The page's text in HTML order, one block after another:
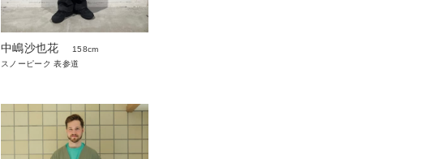
中嶋沙也花
158cm
スノーピーク 表参道